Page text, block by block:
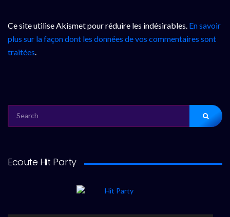
Ce site utilise Akismet pour réduire les indésirables. En savoir
plus sur la façon dont les données de vos commentaires sont
traitées.
FOR:
Ecoute Hit Party